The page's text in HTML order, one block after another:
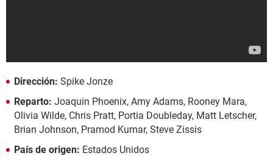
Dirección: Spike Jonze
Reparto: Joaquin Phoenix, Amy Adams, Rooney Mara,
Olivia Wilde, Chris Pratt, Portia Doubleday, Matt Letscher,
Brian Johnson, Pramod Kumar, Steve Zissis
País de origen: Estados Unidos